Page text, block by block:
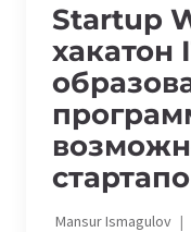
Startup
хакатон
Mansur Ismagulov